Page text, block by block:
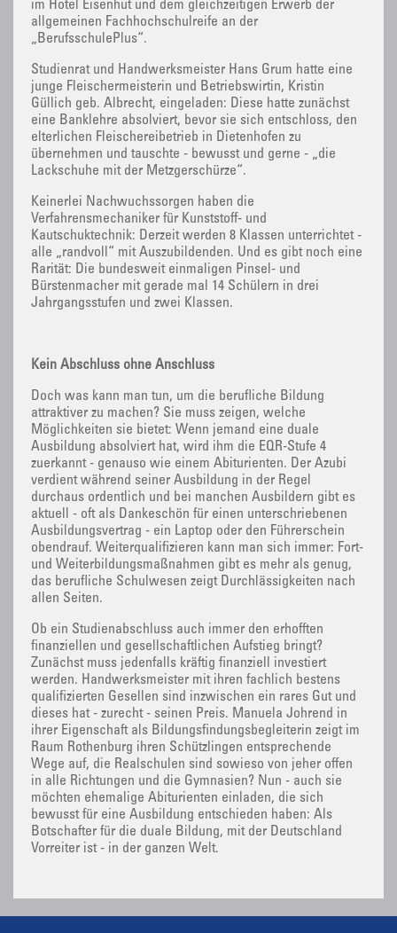
im Hotel Eisenhut und dem gleichzeitigen Erwerb der
allgemeinen Fachhochschulreife an der
„BerufsschulePlus“.
Studienrat und Handwerksmeister Hans Grum hatte eine
junge Fleischermeisterin und Betriebswirtin, Kristin
Güllich geb. Albrecht, eingeladen: Diese hatte zunächst
eine Banklehre absolviert, bevor sie sich entschloss, den
elterlichen Fleischereibetrieb in Dietenhofen zu
übernehmen und tauschte - bewusst und gerne - „die
Lackschuhe mit der Metzgerschürze“.
Keinerlei Nachwuchssorgen haben die
Verfahrensmechaniker für Kunststoff- und
Kautschuktechnik: Derzeit werden 8 Klassen unterrichtet -
alle „randvoll“ mit Auszubildenden. Und es gibt noch eine
Rarität: Die bundesweit einmaligen Pinsel- und
Bürstenmacher mit gerade mal 14 Schülern in drei
Jahrgangsstufen und zwei Klassen.
Kein Abschluss ohne Anschluss
Doch was kann man tun, um die berufliche Bildung
attraktiver zu machen? Sie muss zeigen, welche
Möglichkeiten sie bietet: Wenn jemand eine duale
Ausbildung absolviert hat, wird ihm die EQR-Stufe 4
zuerkannt - genauso wie einem Abiturienten. Der Azubi
verdient während seiner Ausbildung in der Regel
durchaus ordentlich und bei manchen Ausbildern gibt es
aktuell - oft als Dankeschön für einen unterschriebenen
Ausbildungsvertrag - ein Laptop oder den Führerschein
obendrauf. Weiterqualifizieren kann man sich immer: Fort-
und Weiterbildungsmaßnahmen gibt es mehr als genug,
das berufliche Schulwesen zeigt Durchlässigkeiten nach
allen Seiten.
Ob ein Studienabschluss auch immer den erhofften
finanziellen und gesellschaftlichen Aufstieg bringt?
Zunächst muss jedenfalls kräftig finanziell investiert
werden. Handwerksmeister mit ihren fachlich bestens
qualifizierten Gesellen sind inzwischen ein rares Gut und
dieses hat - zurecht - seinen Preis. Manuela Johrend in
ihrer Eigenschaft als Bildungsfindungsbegleiterin zeigt im
Raum Rothenburg ihren Schützlingen entsprechende
Wege auf, die Realschulen sind sowieso von jeher offen
in alle Richtungen und die Gymnasien? Nun - auch sie
möchten ehemalige Abiturienten einladen, die sich
bewusst für eine Ausbildung entschieden haben: Als
Botschafter für die duale Bildung, mit der Deutschland
Vorreiter ist - in der ganzen Welt.